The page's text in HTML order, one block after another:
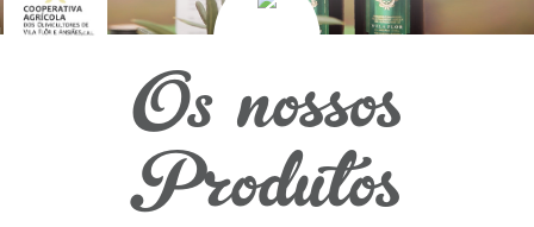
Os nossos
Produtos